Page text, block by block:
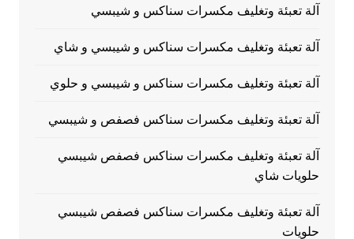
آلة تعبئة وتغليف مكسرات سناكس و شيبسي
آلة تعبئة وتغليف مكسرات سناكس و شيبسي و شاي
آلة تعبئة وتغليف مكسرات سناكس و شيبسي و حلوي
آلة تعبئة وتغليف مكسرات سناكس فصفص و شيبسي
آلة تعبئة وتغليف مكسرات سناكس فصفص شيبسي
حلويات شاي
آلة تعبئة وتغليف مكسرات سناكس فصفص شيبسي
حلويات